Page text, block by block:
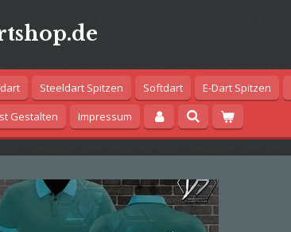
Steeldart Spitzen Softdart E-Dart Spitzen
Gestalten
Impressum